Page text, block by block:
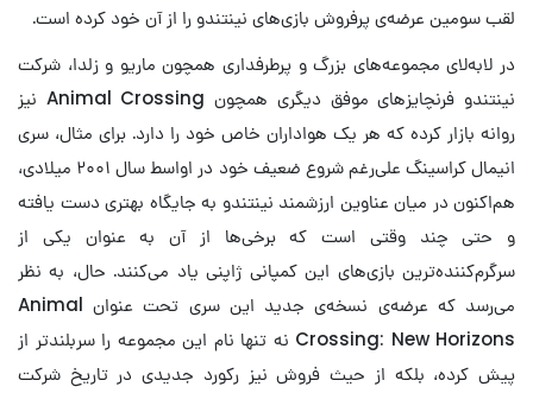
لقب سومین عرضه‌ی پرفروش بازی‌های نینتندو را از آن خود کرده است.
در لابه‌لای مجموعه‌های بزرگ و پرطرفداری همچون ماریو و زلدا، شرکت
نینتندو فرنچایزهای موفق دیگری همچون Animal Crossing نیز
روانه بازار کرده که هر یک هواداران خاص خود را دارد. برای مثال، سری
انیمال کراسینگ علی‌رغم شروع ضعیف خود در اواسط سال ۲۰۰۱ میلادی،
هم‌اکنون در میان عناوین ارزشمند نینتندو به جایگاه بهتری دست یافته
و حتی چند وقتی است که برخی‌ها از آن به عنوان یکی از
سرگرم‌کننده‌ترین بازی‌های این کمپانی ژاپنی یاد می‌کنند. حال، به نظر
می‌رسد که عرضه‌ی نسخه‌ی جدید این سری تحت عنوان Animal
Crossing: New Horizons نه تنها نام این مجموعه را سربلندتر از
پیش کرده، بلکه از حیث فروش نیز رکورد جدیدی در تاریخ شرکت